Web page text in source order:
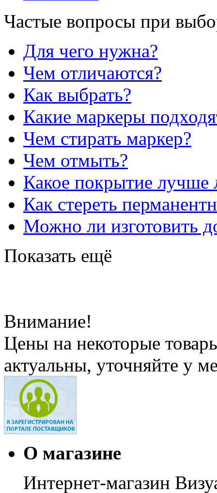
Частые вопросы при
Для чего нужна?
Чем отличаются?
Как выбрать?
Какие маркеры
Чем стирать маркер?
Чем отмыть?
Какое покрытие лучше
Как стереть
Можно ли изготовить
Показать ещё
Внимание!
Цены на некоторые
актуальны, уточняйте у
О магазине
Интернет-магазин